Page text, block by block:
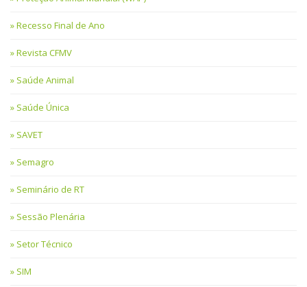
Recesso Final de Ano
Revista CFMV
Saúde Animal
Saúde Única
SAVET
Semagro
Seminário de RT
Sessão Plenária
Setor Técnico
SIM